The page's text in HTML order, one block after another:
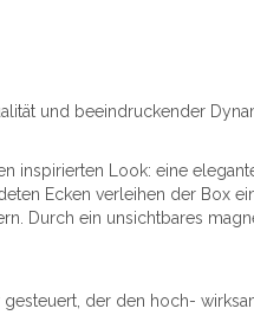
und beeindruckender
inspirierten Look: eine
Ecken verleihen der Box
Durch ein unsichtbares
der den hoch-